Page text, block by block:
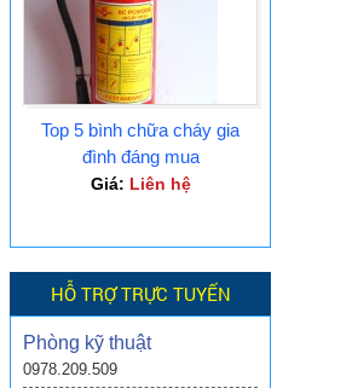
Top 5 bình chữa cháy gia
đình đáng mua
Giá: Liên hệ
HỖ TRỢ TRỰC TUYẾN
Phòng kỹ thuật
0978.209.509